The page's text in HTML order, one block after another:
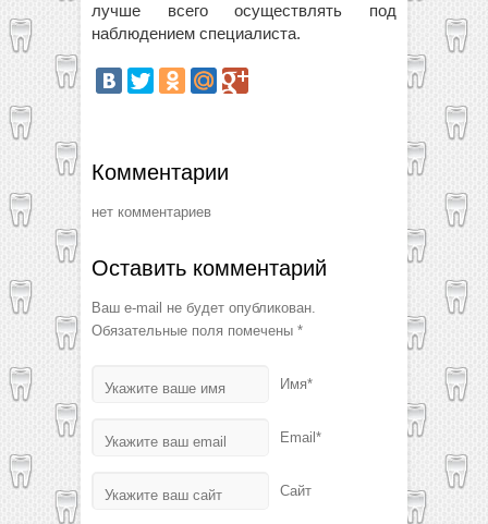
лучше всего осуществлять под
наблюдением специалиста.
Комментарии
нет комментариев
Оставить комментарий
Ваш e-mail не будет опубликован.
Обязательные поля помечены *
Имя*
Email*
Сайт